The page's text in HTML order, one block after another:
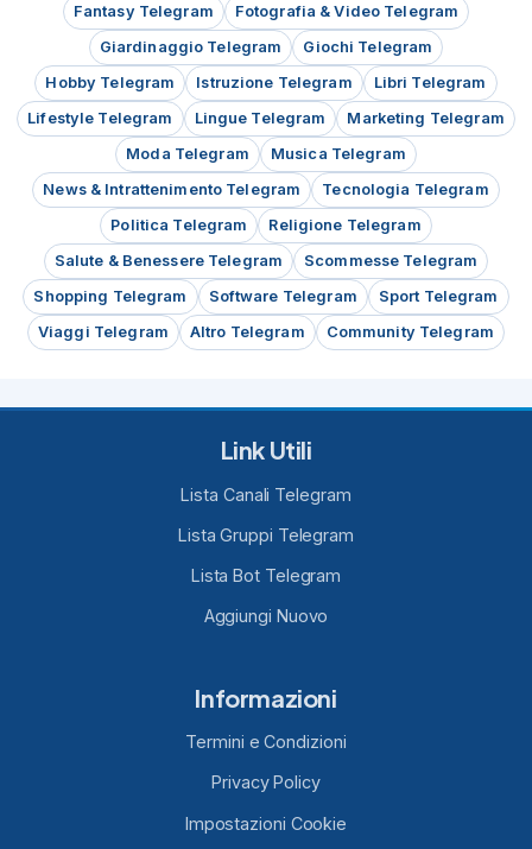
Fantasy Telegram
Fotografia & Video Telegram
Giardinaggio Telegram
Giochi Telegram
Hobby Telegram
Istruzione Telegram
Libri Telegram
Lifestyle Telegram
Lingue Telegram
Marketing Telegram
Moda Telegram
Musica Telegram
News & Intrattenimento Telegram
Tecnologia Telegram
Politica Telegram
Religione Telegram
Salute & Benessere Telegram
Scommesse Telegram
Shopping Telegram
Software Telegram
Sport Telegram
Viaggi Telegram
Altro Telegram Community Telegram
Link Utili
Lista Canali Telegram
Lista Gruppi Telegram
Lista Bot Telegram
Aggiungi Nuovo
Informazioni
Termini e Condizioni
Privacy Policy
Impostazioni Cookie